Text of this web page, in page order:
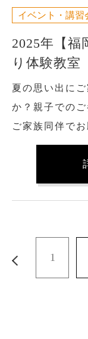
イベント・講習
2025年【福
り体験教室
夏の思い出に
か？親子での
ご家族同伴で
1